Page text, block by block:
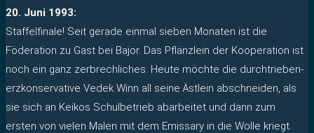
20. Juni 1993:
Staffelfinale! Seit gerade einmal sieben Monaten ist die
Föderation zu Gast bei Bajor. Das Pflänzlein der Kooperation ist
noch ein ganz zerbrechliches. Heute möchte die durchtrieben-
erzkonservative Vedek Winn all seine Ästlein abschneiden, als
sie sich an Keikos Schulbetrieb abarbeitet und dann zum
ersten von vielen Malen mit dem Emissary in die Wolle kriegt.